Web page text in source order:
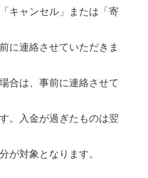
キャンセル」または「寄
に連絡させていただきま
合は、事前に連絡させて
。入金が過ぎたものは翌
が対象となります。